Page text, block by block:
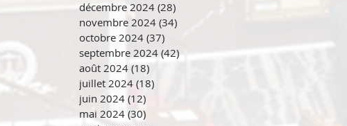
décembre 2024 (28)
novembre 2024 (34)
octobre 2024 (37)
septembre 2024 (42) 42 posts
août 2024 (18)
juillet 2024 (18)
juin 2024 (12)
mai 2024 (30) 30 posts